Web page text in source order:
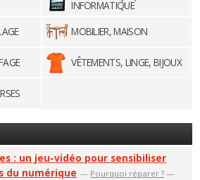
INFORMATIQUE
MOBILIER, MAISON
VÊTEMENTS, LINGE, BIJOUX
: un jeu-vidéo pour sensibiliser
du numérique — Pourquoi réparer ? —